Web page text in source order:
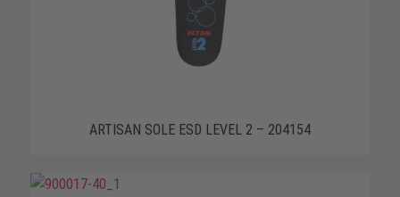
ARTISAN SOLE ESD LEVEL 2 – 204154